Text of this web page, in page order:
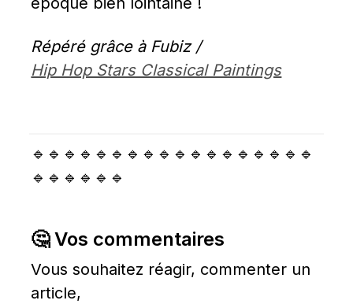
Répéré grâce à Fubiz /
Hip Hop Stars Classical Paintings
🔹🔹🔹🔹🔹🔹🔹🔹🔹🔹🔹🔹🔹🔹🔹🔹🔹🔹
🔹🔹🔹🔹🔹🔹
🤔 Vos commentaires
Vous souhaitez réagir, commenter un
article,